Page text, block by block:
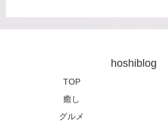
hoshiblog
TOP
癒し
グルメ